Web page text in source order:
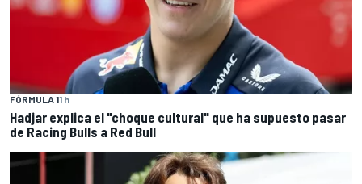
FÓRMULA 11 h
Hadjar explica el "choque cultural" que ha supuesto pasar
de Racing Bulls a Red Bull